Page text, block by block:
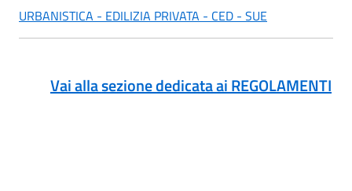
URBANISTICA - EDILIZIA PRIVATA - CED - SUE
Vai alla sezione dedicata ai REGOLAMENTI